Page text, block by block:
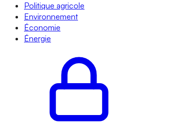
Politique agricole
Environnement
Économie
Énergie